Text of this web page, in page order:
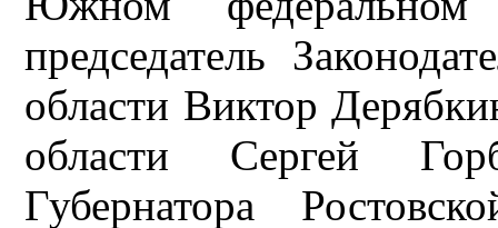
председатель
области Виктор
области Сергей
Губернатора